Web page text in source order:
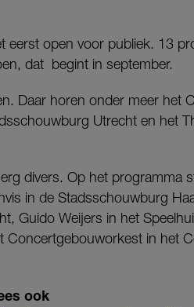
eerst open voor publiek. 13
dat begint in september.
Daar horen onder meer het
Utrecht en het
divers. Op het programma
in de Stadsschouwburg
Guido Weijers in het
Concertgebouworkest in het
ook